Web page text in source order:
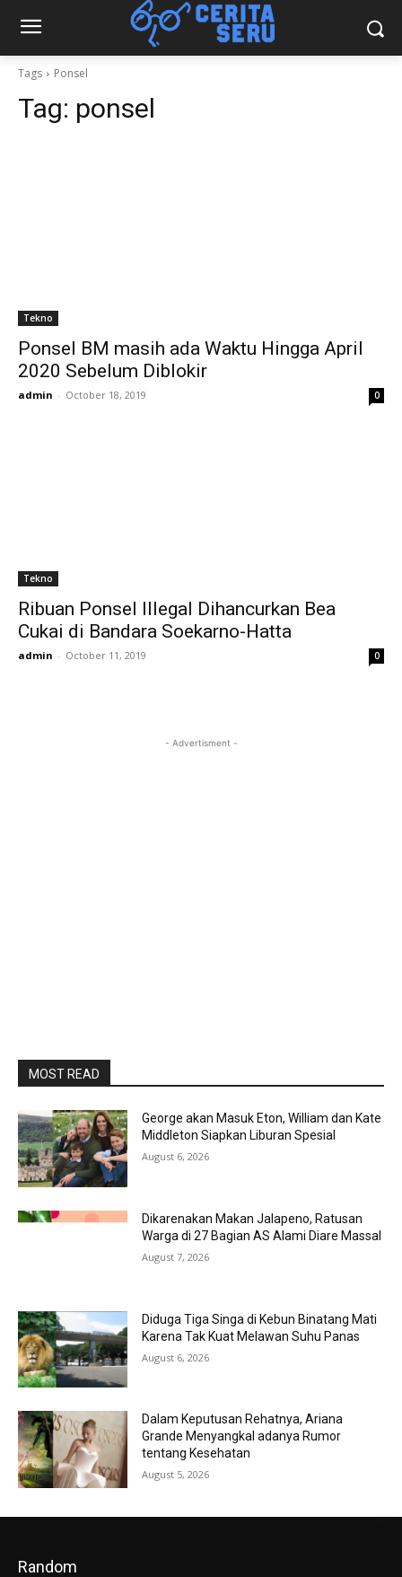
Tags Ponsel
Tag: ponsel
Tekno
Ponsel BM masih ada Waktu Hingga April
2020 Sebelum Diblokir
admin - October 18, 2019 0
Tekno
Ribuan Ponsel Illegal Dihancurkan Bea
Cukai di Bandara Soekarno-Hatta
admin - October 11, 2019 0
- Advertisment -
MOST READ
George akan Masuk Eton, William dan Kate
Middleton Siapkan Liburan Spesial
August 6, 2026
Dikarenakan Makan Jalapeno, Ratusan
Warga di 27 Bagian AS Alami Diare Massal
August 7, 2026
Diduga Tiga Singa di Kebun Binatang Mati
Karena Tak Kuat Melawan Suhu Panas
August 6, 2026
Dalam Keputusan Rehatnya, Ariana
Grande Menyangkal adanya Rumor
tentang Kesehatan
August 5, 2026
Random